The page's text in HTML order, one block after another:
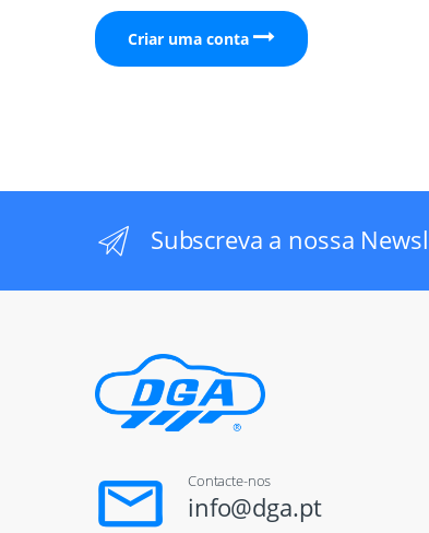
Criar uma conta
Subscreva a nossa
Contacte-nos
info@dga.pt